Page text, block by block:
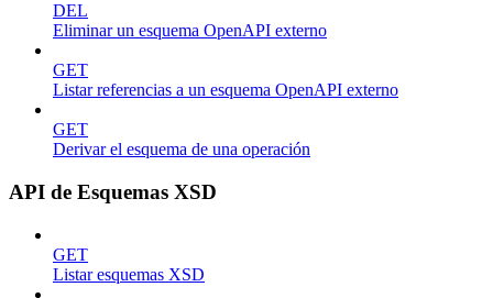
DEL
Eliminar un esquema OpenAPI externo
GET
Listar referencias a un esquema OpenAPI externo
GET
Derivar el esquema de una operación
API de Esquemas XSD
GET
Listar esquemas XSD